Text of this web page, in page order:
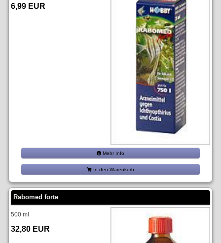
6,99 EUR
Mehr Info
In den Warenkorb
Rabomed forte
500 ml
32,80 EUR